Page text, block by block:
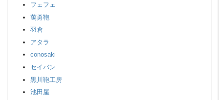
フェフェ
萬勇鞄
羽倉
アタラ
conosaki
セイバン
黒川鞄工房
池田屋